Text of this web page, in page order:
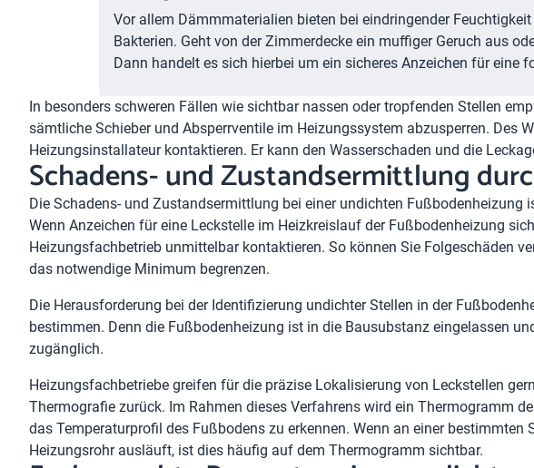
Vor allem Dämmmaterialien bieten bei eindringender
Bakterien. Geht von der Zimmerdecke ein muffiger Geruch aus
Dann handelt es sich hierbei um ein sicheres Anzeichen für eine
In besonders schweren Fällen wie sichtbar nassen oder tropfenden Stellen
sämtliche Schieber und Absperrventile im Heizungssystem abzusperren. Des
Heizungsinstallateur kontaktieren. Er kann den Wasserschaden und die
Schadens- und Zustandsermittlung
Die Schadens- und Zustandsermittlung bei einer undichten Fußbodenheizung
Wenn Anzeichen für eine Leckstelle im Heizkreislauf der Fußbodenheizung
Heizungsfachbetrieb unmittelbar kontaktieren. So können Sie Folgeschäden
das notwendige Minimum begrenzen.
Die Herausforderung bei der Identifizierung undichter Stellen in der
bestimmen. Denn die Fußbodenheizung ist in die Bausubstanz eingelassen
zugänglich.
Heizungsfachbetriebe greifen für die präzise Lokalisierung von Leckstellen
Thermografie zurück. Im Rahmen dieses Verfahrens wird ein Thermogramm
das Temperaturprofil des Fußbodens zu erkennen. Wenn an einer bestimmten
Heizungsrohr ausläuft, ist dies häufig auf dem Thermogramm sichtbar.